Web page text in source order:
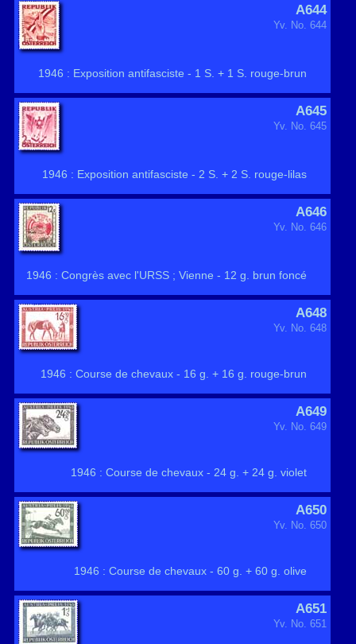
A644
Yv. No. 644
1946 : Exposition antifasciste - 1 S. + 1 S. rouge-brun
A645
Yv. No. 645
1946 : Exposition antifasciste - 2 S. + 2 S. rouge-lilas
A646
Yv. No. 646
1946 : Congrès avec l'URSS ; Vienne - 12 g. brun foncé
A648
Yv. No. 648
1946 : Course de chevaux - 16 g. + 16 g. rouge-brun
A649
Yv. No. 649
1946 : Course de chevaux - 24 g. + 24 g. violet
A650
Yv. No. 650
1946 : Course de chevaux - 60 g. + 60 g. olive
A651
Yv. No. 651